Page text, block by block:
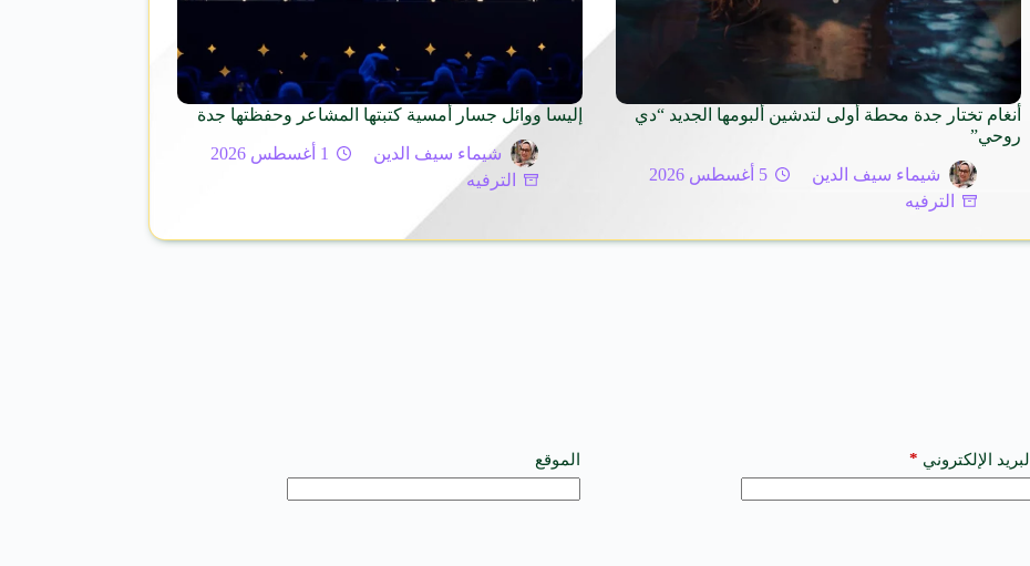
أنغام تختار جدة محطة أولى لتدشين ألبومها الجديد “دي
روحي”
شيماء سيف الدين
5 أغسطس 2026
الترفيه
إليسا ووائل جسار أمسية كتبتها المشاعر وحفظتها جدة
شيماء سيف الدين
1 أغسطس 2026
الترفيه
البريد الإلكتروني * الموقع